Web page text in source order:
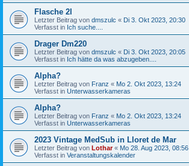
Flasche 2l
Letzter Beitrag von dmszulc « Di 3. Okt 2023, 20:30
Verfasst in Ich suche....
Drager Dm220
Letzter Beitrag von dmszulc « Di 3. Okt 2023, 20:05
Verfasst in Ich hätte da was abzugeben....
Alpha?
Letzter Beitrag von Franz « Mo 2. Okt 2023, 13:24
Verfasst in Unterwasserkameras
Alpha?
Letzter Beitrag von Franz « Mo 2. Okt 2023, 13:24
Verfasst in Unterwasserkameras
2023 Vintage MedSub in Lloret de Mar
Letzter Beitrag von Lothar« Mo 28. Aug 2023, 08:56
Verfasst in Veranstaltungskalender